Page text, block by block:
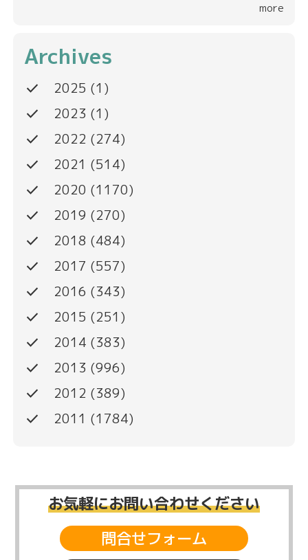
more
Archives
done 2025 (1)
done 2023 (1)
done 2022 (274)
done 2021 (514)
done 2020 (1170)
done 2019 (270)
done 2018 (484)
done 2017 (557)
done 2016 (343)
done 2015 (251)
done 2014 (383)
done 2013 (996)
done 2012 (389)
done 2011 (1784)
お気軽にお問い合わせください
問合せフォーム